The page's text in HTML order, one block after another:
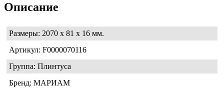
Описание
Размеры: 2070 х 81 х 16 мм.
Артикул: F0000070116
Группа: Плинтуса
Бренд: МАРИАМ